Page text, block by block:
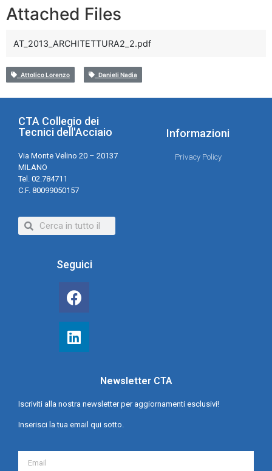
Attached Files
AT_2013_ARCHITETTURA2_2.pdf
Attolico Lorenzo Danieli Nadia
CTA Collegio dei
Tecnici dell'Acciaio
Via Monte Velino 20 – 20137
MILANO
Tel. 02.784711
C.F. 80099050157
Informazioni
Privacy Policy
Seguici
Newsletter CTA
Iscriviti alla nostra newsletter per aggiornamenti esclusivi!
Inserisci la tua email qui sotto.